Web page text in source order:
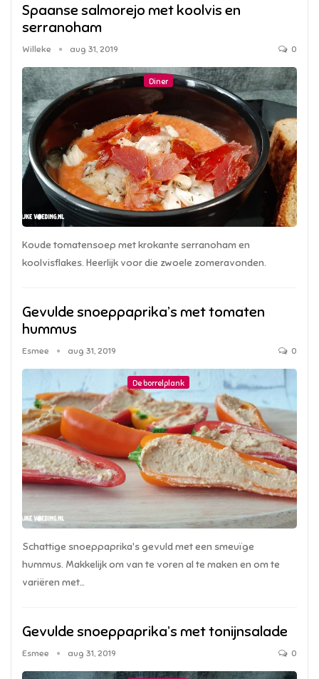
Spaanse salmorejo met koolvis en
serranoham
Willeke aug 31, 2019 0
Diner
Koude tomatensoep met krokante serranoham en
koolvisflakes. Heerlijk voor die zwoele zomeravonden.
Gevulde snoeppaprika’s met tomaten
hummus
Esmee aug 31, 2019 0
De borrelplank
Schattige snoeppaprika's gevuld met een smeuïge
hummus. Makkelijk om van te voren al te maken en om te
variëren met…
Gevulde snoeppaprika’s met tonijnsalade
Esmee aug 31, 2019 0